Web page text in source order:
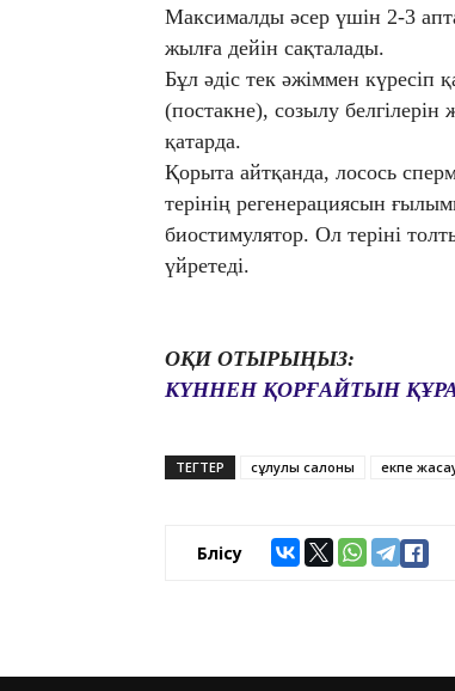
Максималды әсер үшін 2-3
жылға дейін сақталады.
Бұл әдіс тек әжіммен күресіп
(постакне), созылу
қатарда.
Қорыта айтқанда, лосось
терінің регенерациясын
биостимулятор. Ол теріні
үйретеді.
ОҚИ ОТЫРЫҢЫЗ:
КҮННЕН ҚОРҒАЙТЫН
ТЕГТЕР сұлулық салоны екпе
Бөлісу